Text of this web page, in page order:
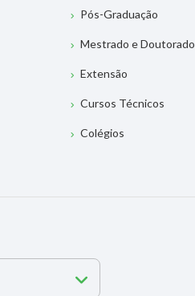
Pós-Graduação
Mestrado e Doutorado
Extensão
Cursos Técnicos
Colégios